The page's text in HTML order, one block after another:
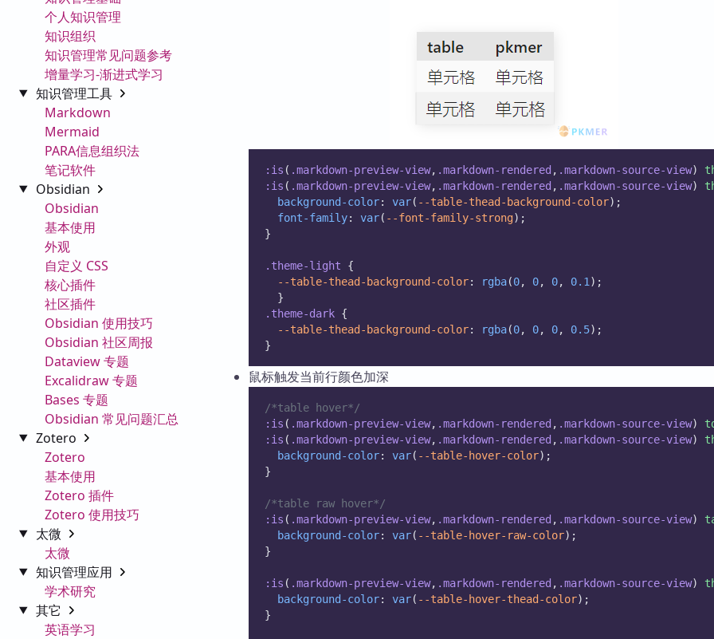
个人知识管理
知识组织
知识管理常见问题参考
增量学习-渐进式学习
知识管理工具
Markdown
Mermaid
PARA信息组织法
笔记软件
Obsidian
Obsidian
基本使用
外观
自定义 CSS
核心插件
社区插件
Obsidian 使用技巧
Obsidian 社区周报
Dataview 专题
Excalidraw 专题
Bases 专题
Obsidian 常见问题汇总
Zotero
Zotero
基本使用
Zotero 插件
Zotero 使用技巧
太微
太微
知识管理应用
学术研究
其它
英语学习
:is ( .markdown-preview-view, .markdown-rendered , .markdown-source-view)
:is ( .markdown-preview-view, .markdown-rendered , .markdown-source-view)
background-color: var( --table-thead-background-color);
font-family: var( --font-family-strong);
}
.theme-light {
--table-thead-background-color: rgba(0, 0, 0, 0.1 );
  }
.theme-dark {
--table-thead-background-color: rgba(0, 0, 0, 0.5);
}
鼠标触发当前行颜色加深
/*table hover*/
:is ( .markdown-preview-view, .markdown-rendered , .markdown-source-view)
:is ( .markdown-preview-view, .markdown-rendered , .markdown-source-view)
background-color: var( --table-hover-color);
}
/*table raw hover*/
:is ( .markdown-preview-view, .markdown-rendered , .markdown-source-view)
background-color: var( --table-hover-raw-color);
}
:is ( .markdown-preview-view, .markdown-rendered , .markdown-source-view)
background-color: var( --table-hover-thead-color);
}